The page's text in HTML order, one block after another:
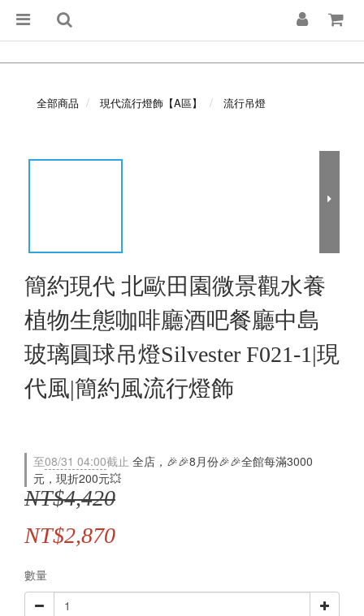
全部商品 現代流行燈飾【A區】 流行吊燈
簡約現代 北歐田園微景觀水養
植物生態咖啡廳酒吧餐廳中島
玻璃圓球吊燈Silvester F021-1|現
代風|簡約風流行燈飾
至08/31 04:00截止 全店，🎉🎉8月份🎉🎉全館每滿3000
元，現折200元💥
NT$4,420
NT$2,870
數量